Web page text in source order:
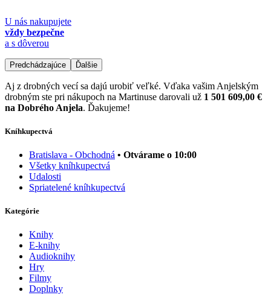
U nás nakupujete
vždy bezpečne
a s dôverou
Predchádzajúce Ďalšie
Aj z drobných vecí sa dajú urobiť veľké. Vďaka vašim Anjelským
drobným ste pri nákupoch na Martinuse darovali už 1 501 609,00 €
na Dobrého Anjela. Ďakujeme!
Kníhkupectvá
Bratislava - Obchodná • Otvárame o 10:00
Všetky kníhkupectvá
Udalosti
Spriatelené kníhkupectvá
Kategórie
Knihy
E-knihy
Audioknihy
Hry
Filmy
Doplnky